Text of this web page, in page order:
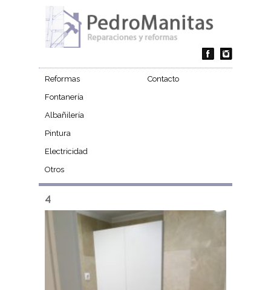
Reformas
Fontanería
Albañilería
Pintura
Electricidad
Otros
Contacto
4